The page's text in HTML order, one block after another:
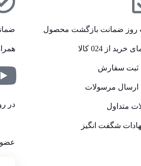
روز ضمانت بازگشت محصول
خرید از 024 کالا
ثبت سفارش
ارسال مرسولات
متداول
شگفت انگیز
در